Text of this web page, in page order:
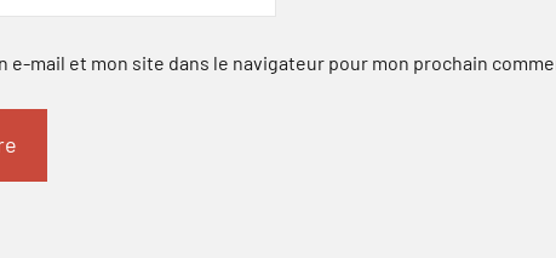
e-mail et mon site dans le navigateur pour mon prochain